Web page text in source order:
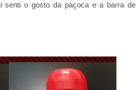
senti o gosto da paçoca e a barra de